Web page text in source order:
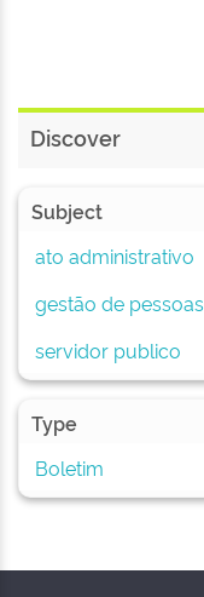
Discover
Subject
ato administrativo
gestão de pessoas
servidor publico
Type
Boletim